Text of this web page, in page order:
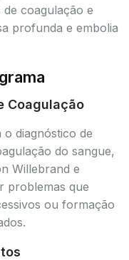
coagulação e
profunda e embolia
Coagulação
diagnóstico de
do sangue,
Willebrand e
problemas que
ou formação